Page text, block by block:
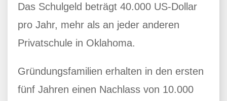
Das Schulgeld beträgt 40.000 US-Dollar
pro Jahr, mehr als an jeder anderen
Privatschule in Oklahoma.
Gründungsfamilien erhalten in den ersten
fünf Jahren einen Nachlass von 10.000